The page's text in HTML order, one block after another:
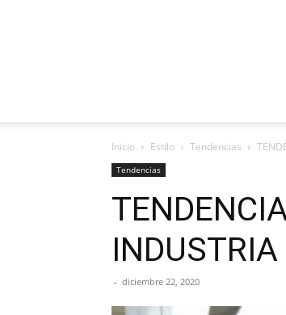
Inicio Estilo Tendencias
Tendencias
- diciembre 22, 2020